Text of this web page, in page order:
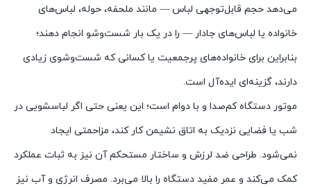
می‌دهد حجم قابل‌توجهی لباس — مانند ملحفه، حوله، لباس‌های
خانواده یا لباس‌های جادار — را در یک بار شست‌وشو انجام دهند؛
بنابراین برای خانواده‌های پرجمعیت یا کسانی که شست‌وشوی زیادی
دارند، گزینه‌ای ایده‌آل است.
موتور دستگاه کم‌صدا و با دوام است؛ این یعنی حتی اگر لباسشویی در
شب یا فضایی نزدیک به اتاق نشیمن کار کند، مزاحمتی ایجاد
نمی‌شود. طراحی ضد لرزش و ساختار مستحکم آن نیز به ثبات عملکرد
کمک می‌کند و عمر مفید دستگاه را بالا می‌برد. مصرف انرژی و آب نیز